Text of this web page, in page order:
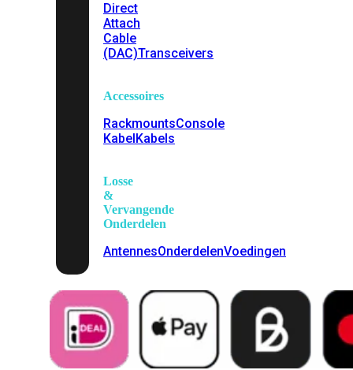
Direct
Attach
Cable
(DAC)Transceivers
Accessoires
RackmountsConsole
KabelKabels
Losse
&
Vervangende
Onderdelen
AntennesOnderdelenVoedingen